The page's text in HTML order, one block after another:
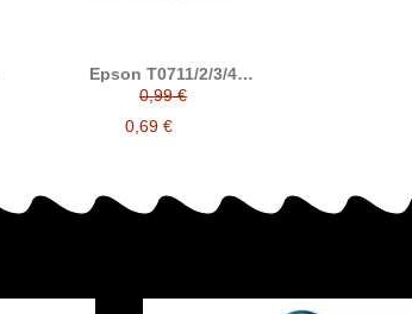
Epson T0711/2/3/4
Cartucho de tinta
compatible
0,99 €
0,69 €